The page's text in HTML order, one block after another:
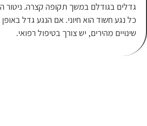
קצרה. ניטור הגודל והגדילה של
אם הנגע גדל באופן משמעותי או עובר
בטיפול רפואי.